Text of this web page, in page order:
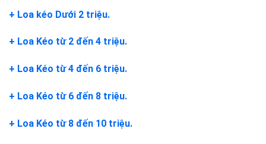
+ Loa kéo Dưới 2 triệu.
+ Loa Kéo từ 2 đến 4 triệu.
+ Loa Kéo từ 4 đến 6 triệu.
+ Loa Kéo từ 6 đến 8 triệu.
+ Loa Kéo từ 8 đến 10 triệu.